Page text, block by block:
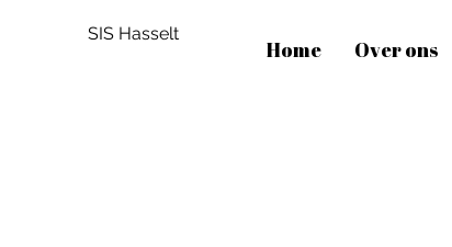
SIS Hasselt
Home Over ons